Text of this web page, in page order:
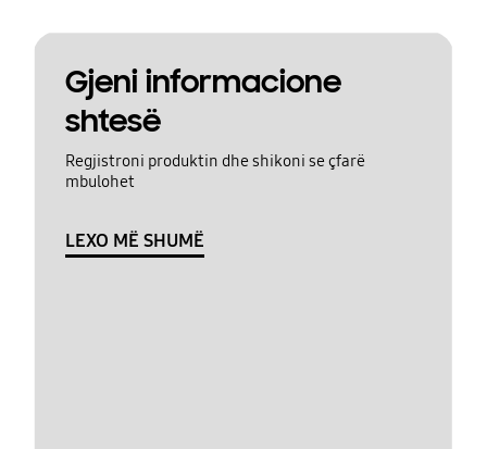
Gjeni informacione
shtesë
Regjistroni produktin dhe shikoni se çfarë
mbulohet
LEXO MË SHUMË